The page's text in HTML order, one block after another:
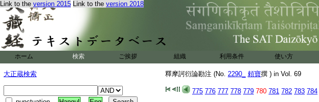
Link to the version 2015 Link to the version 2018
ホーム 検索 ご挨拶 組織 利用条件 使い方
大正蔵検索 釋摩訶衍論勘注 (No. 2290_ 頼寶撰 ) in Vol. 69
775 776 777 778 779 780 781 782 783 784
海故判科名本願無盡。一興十方微塵數慈
悲心海二修十方微塵數圓滿因海。三攝十
方微塵數衆生根海。四立十方微塵數廣大
願海。五成十方微塵數自在果海。後出所
以。由稱實知一切衆生同一無異如己身
故 文
記五云。初發五願。謂即興慈･錬行･攝
力之所成就。是故總言本願無盡 文
私云。科名且約五種中第四一種立之。例